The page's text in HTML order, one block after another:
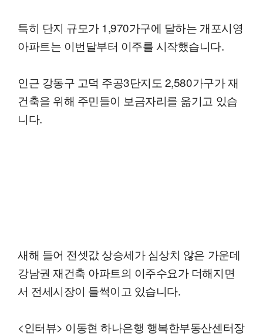
특히 단지 규모가 1,970가구에 달하는 개포시영
아파트는 이번달부터 이주를 시작했습니다.
인근 강동구 고덕 주공3단지도 2,580가구가 재
건축을 위해 주민들이 보금자리를 옮기고 있습
니다.
새해 들어 전셋값 상승세가 심상치 않은 가운데
강남권 재건축 아파트의 이주수요가 더해지면
서 전세시장이 들썩이고 있습니다.
<인터뷰> 이동현 하나은행 행복한부동산센터장